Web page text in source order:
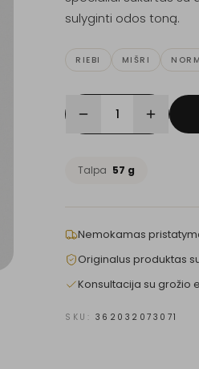
sulyginti odos toną.
RIEBI MIŠRI
1
Talpa 57 g
Nemokamas
Originalus produktas
Konsultacija su grožio
SKU: 362032073071